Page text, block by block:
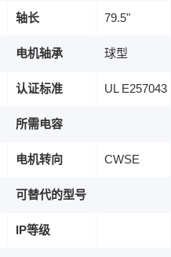
轴长 79.5"
电机轴承 球型
认证标准 UL E257043
所需电容
电机转向 CWSE
可替代的型号
IP等级